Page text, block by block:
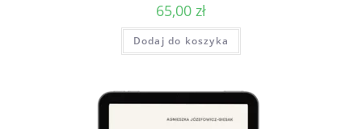
65,00 zł
Dodaj do koszyka